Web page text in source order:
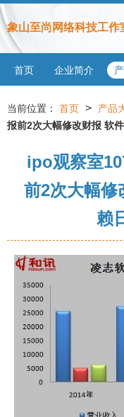
象山至尚网络科技工作
首页 企业简介
当前位置： 首页 > 产品
报前2次大幅修改财报 软
ipo观察室
前2次大幅修
赖